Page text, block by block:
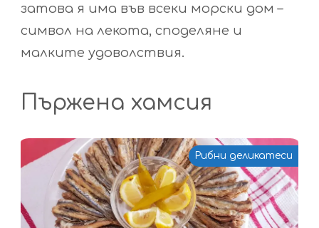
затова я има във всеки морски дом –
символ на лекота, споделяне и
малките удоволствия.
Пържена хамсия
Рибни деликатеси